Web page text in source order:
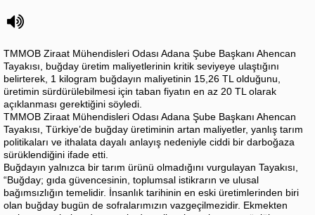
TMMOB Ziraat Mühendisleri Odası Adana Şube Başkanı Ahencan
Tayakısı, buğday üretim maliyetlerinin kritik seviyeye ulaştığını
belirterek, 1 kilogram buğdayın maliyetinin 15,26 TL olduğunu,
üretimin sürdürülebilmesi için taban fiyatın en az 20 TL olarak
açıklanması gerektiğini söyledi.
TMMOB Ziraat Mühendisleri Odası Adana Şube Başkanı Ahencan
Tayakısı, Türkiye’de buğday üretiminin artan maliyetler, yanlış tarım
politikaları ve ithalata dayalı anlayış nedeniyle ciddi bir darboğaza
sürüklendiğini ifade etti.
Buğdayın yalnızca bir tarım ürünü olmadığını vurgulayan Tayakısı,
“Buğday; gıda güvencesinin, toplumsal istikrarın ve ulusal
bağımsızlığın temelidir. İnsanlık tarihinin en eski üretimlerinden biri
olan buğday bugün de sofralarımızın vazgeçilmezidir. Ekmekten